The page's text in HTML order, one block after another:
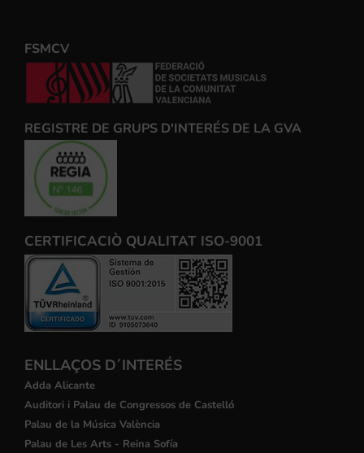
FSMCV
REGISTRE DE GRUPS D'INTERÉS DE LA GVA
CERTIFICACIÒ QUALITAT ISO-9001
ENLLAÇOS D´INTERÉS
Adda Alicante
Auditori i Palau de Congressos de Castelló
Palau de la Música València
Palau de Les Arts - Reina Sofía